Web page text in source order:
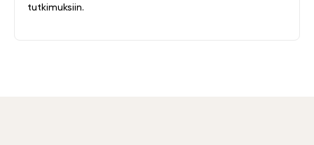
tutkimuksiin.